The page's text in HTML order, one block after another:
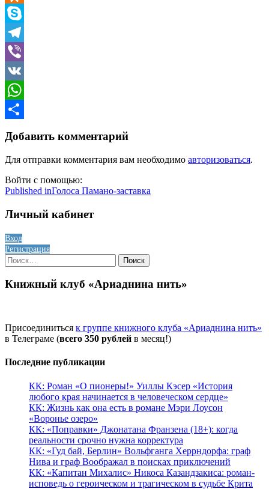
Odnoklassniki
Skype
Telegram
Viber
VK
WhatsApp
Добавить комментарий
Для отправки комментария вам необходимо авторизоваться.
Войти с помощью:
Навигация
по
Published inГолоса Памано-заставка
Личный кабинет
Вход
Регистрация
Найти:
Книжный клуб «Ариаднина нить»
Присоединиться к группе книжного клуба «Ариаднина нить»
в Телеграме (всего 350 рублей в месяц!)
Последние публикации
КК: Роман «О пионеры!» Уиллы Кэсер «История
любого края начинается в человеческом сердце»
КК: Жизнь как она есть в романе Мэри Лоусон
«Воронье озеро»
КК: «Поправки» Джонатана Франзена (18+): когда
реальности срочно нужна корректура
КК: «Гуд бай, Берлин» Вольфганга Херрндорфа: граф
Нива и граф Воображал в поисках приключений
КК: «Капитан Михалис» Никоса Казандзакиса: роман-
исповедь о героическом и трагическом в судьбе Крита